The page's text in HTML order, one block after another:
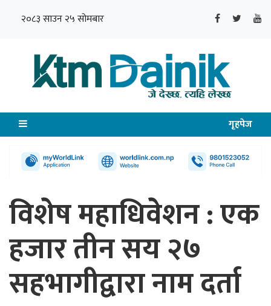
२०८३ साउन २५ सोमबार
गृहपेज
विशेष महाधिवेशन : एक
हजार तीन सय २७
सहभागीद्वारा नाम दर्ता